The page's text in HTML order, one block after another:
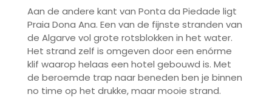
Aan de andere kant van Ponta da Piedade ligt
Praia Dona Ana. Een van de fijnste stranden van
de Algarve vol grote rotsblokken in het water.
Het strand zelf is omgeven door een enórme
klif waarop helaas een hotel gebouwd is. Met
de beroemde trap naar beneden ben je binnen
no time op het drukke, maar mooie strand.